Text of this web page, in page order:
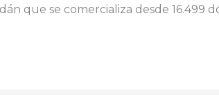
que se comercializa desde 16.499